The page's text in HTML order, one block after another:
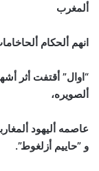
ألمغرب
انهم ألحكام
“اوال” أقتفت أثر
ألصويره،
عاصمه أليهود
و ”حاييم أزلغوط”.